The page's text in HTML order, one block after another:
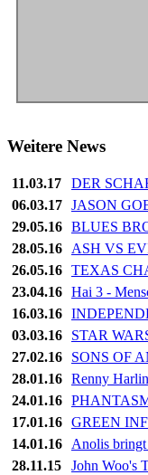
Weitere News
11.03.17
DER
06.03.17 JASON
29.05.16 BLUES
28.05.16
ASH VS
26.05.16 TEXAS
23.04.16 Hai 3 -
16.03.16
03.03.16
STAR
27.02.16
SONS OF
28.01.16 Renny
24.01.16
17.01.16 GREEN
14.01.16
Anolis
28.11.15
John Woo's